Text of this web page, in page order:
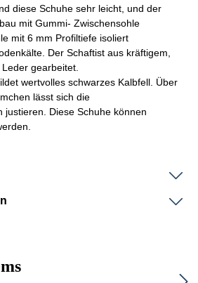
diese Schuhe sehr leicht, und der
mit Gummi- Zwischensohle
mit 6 mm Profiltiefe isoliert
Der Schaftist aus kräftigem,
Leder gearbeitet.
wertvolles schwarzes Kalbfell. Über
lässt sich die
justieren. Diese Schuhe können